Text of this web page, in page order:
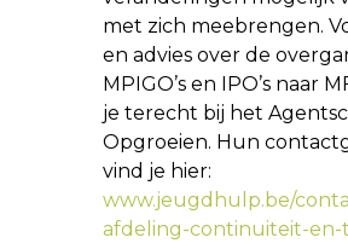
met zich meebrengen.
en advies over de
MPIGO’s en IPO’s naar
je terecht bij het
Opgroeien. Hun
vind je hier:
www.jeugdhulp.be/
afdeling-continuiteit-en-